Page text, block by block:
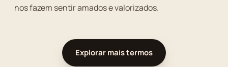
nos fazem sentir amados e valorizados.
Explorar mais termos